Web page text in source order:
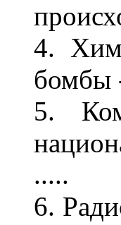
4.
бомбы
5.
.....
6.